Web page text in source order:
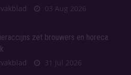
03 Aug 2026
zet brouwers en horeca
31 Jul 2026